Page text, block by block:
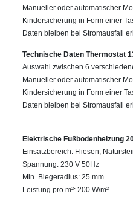
Manueller oder automatischer
Kindersicherung in Form einer
Daten bleiben bei Stromausfall
Technische Daten Thermostat
Auswahl zwischen 6
Manueller oder automatischer
Kindersicherung in Form einer
Daten bleiben bei Stromausfall
Elektrische Fußbodenheizung
Einsatzbereich: Fliesen,
Spannung: 230 V 50Hz
Min. Biegeradius: 25 mm
Leistung pro m²: 200 W/m²